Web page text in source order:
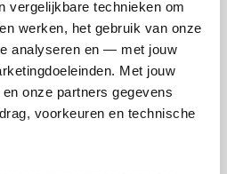
vergelijkbare technieken om
werken, het gebruik van onze
analyseren en — met jouw
Met jouw
onze partners gegevens
voorkeuren en technische
de transactiekosten
nu